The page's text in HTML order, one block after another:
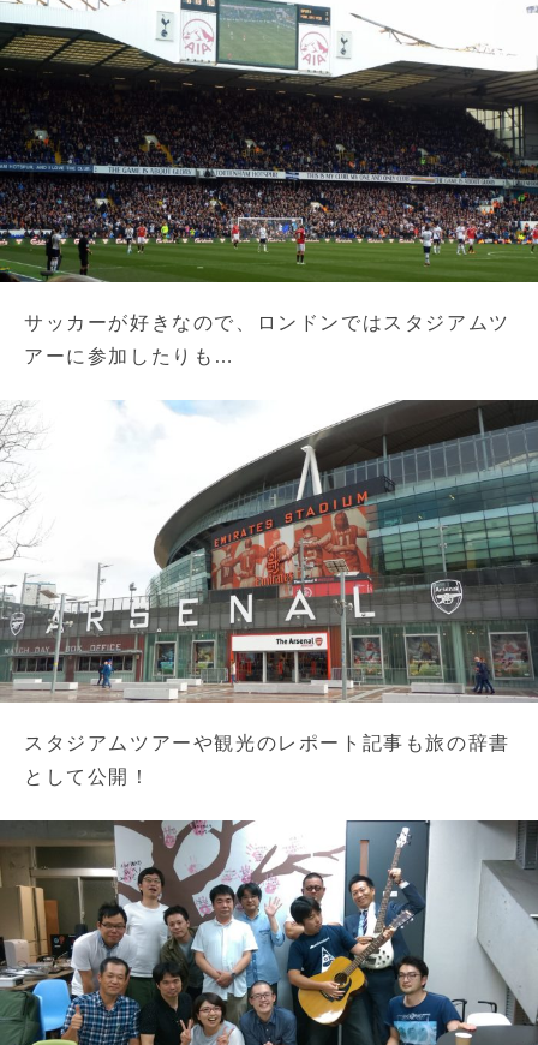
サッカーが好きなので、ロンドンではスタジアムツ
アーに参加したりも…
スタジアムツアーや観光のレポート記事も旅の辞書
として公開！